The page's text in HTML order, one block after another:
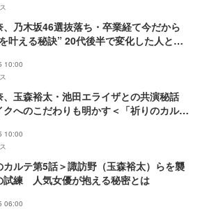
、乃木坂46選抜落ち・卒業経て今だから
叶える秘訣” 20代後半で変化した人との
10:00
、玉森裕太・池田エライザとの共演秘話
クへのこだわりも明かす＜「祈りのカル
10:00
カルテ第5話＞諏訪野（玉森裕太）らを襲
試練 人気女優が抱える秘密とは
06:00